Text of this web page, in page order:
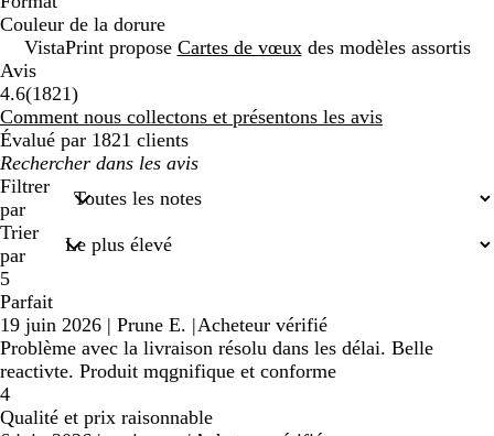
Couleur de la dorure
VistaPrint propose Cartes de vœuxdes modèles assortis
Avis
4.6(18211821
avis
)
Comment nous collectons et présentons les avis
Évalué par 1821 clients
Mes
recherches
saisies
Filtrer
par
Trier
par
5
Parfait
19 juin 2026 | Prune E. |Acheteur vérifié
Problème avec la livraison résolu dans les délai. Belle
reactivte. Produit mqgnifique et conforme
4
Qualité et prix raisonnable